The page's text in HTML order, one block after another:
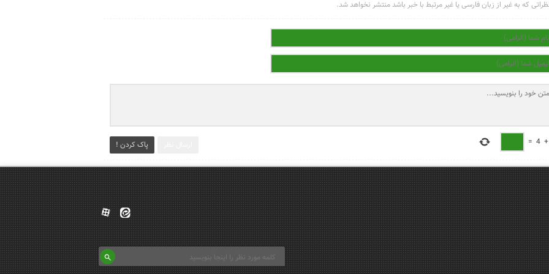
که به غیر از زبان فارسی یا غیر مرتبط با خبر باشد منتشر نخواهد شد.
پاک کردن ! +
4
=